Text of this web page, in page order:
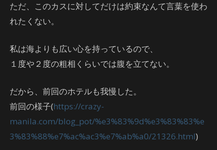
ただ、このカスに対してだけは約束なんて言葉を使わ
れたくない。
私は海よりも広い心を持っているので、
１度や２度の粗相くらいでは腹を立てない。
だから、前回のホテルも我慢した。
前回の様子(https://crazy-
manila.com/blog_pot/%e3%83%9d%e3%83%83%e
3%83%88%e7%ac%ac3%e7%ab%a0/21326.html)